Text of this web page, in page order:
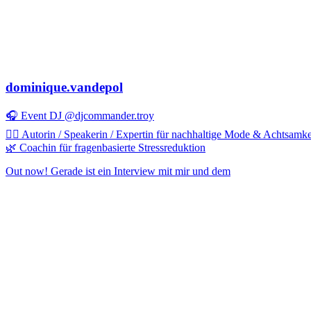
dominique.vandepol
🎧 Event DJ @djcommander.troy
✍🏻 Autorin / Speakerin / Expertin für nachhaltige Mode &
🌿 Coachin für fragenbasierte Stressreduktion
Out now! Gerade ist ein Interview mit mir und dem